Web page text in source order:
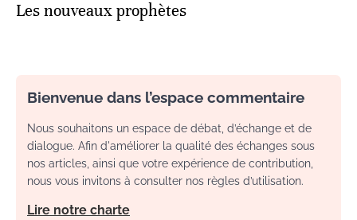
Les nouveaux prophètes
Bienvenue dans l’espace commentaire
Nous souhaitons un espace de débat, d’échange et de
dialogue. Afin d'améliorer la qualité des échanges sous
nos articles, ainsi que votre expérience de contribution,
nous vous invitons à consulter nos règles d’utilisation.
Lire notre charte